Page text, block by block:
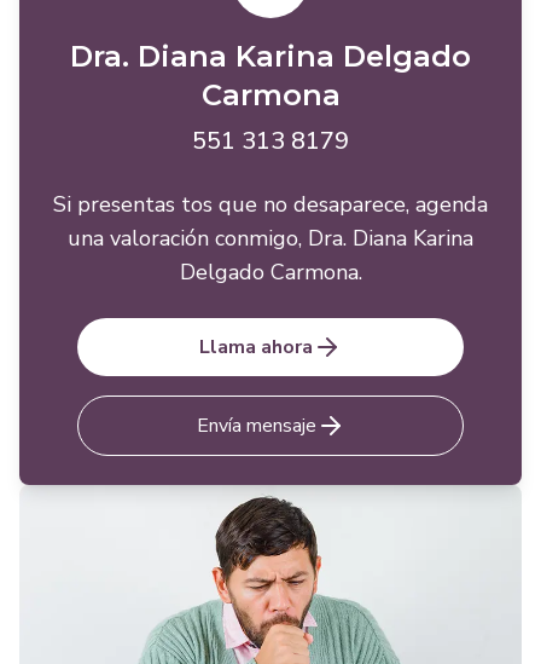
Dra. Diana Karina Delgado
Carmona
551 313 8179
Si presentas tos que no desaparece, agenda
una valoración conmigo, Dra. Diana Karina
Delgado Carmona.
Llama ahora
Envía mensaje